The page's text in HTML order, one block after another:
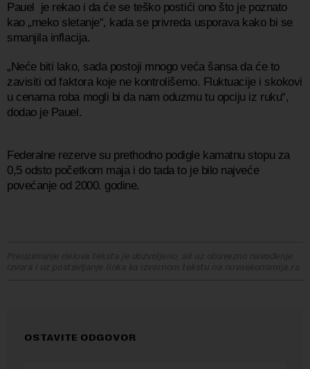
Pauel je rekao i da će se teško postići ono što je poznato
kao „meko sletanje“, kada se privreda usporava kako bi se
smanjila inflacija.
„Neće biti lako, sada postoji mnogo veća šansa da će to
zavisiti od faktora koje ne kontrolišemo. Fluktuacije i skokovi
u cenama roba mogli bi da nam oduzmu tu opciju iz ruku“,
dodao je Pauel.
Federalne rezerve su prethodno podigle kamatnu stopu za
0,5 odsto početkom maja i do tada to je bilo najveće
povećanje od 2000. godine.
Preuzimanje delova teksta je dozvoljeno, ali uz obavezno navođenje
izvora i uz postavljanje linka ka izvornom tekstu na novaekonomija.rs
OSTAVITE ODGOVOR